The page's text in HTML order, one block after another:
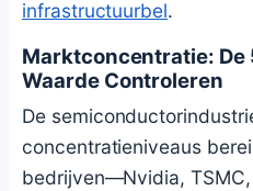
infrastructuurbel.
Marktconcentratie: De
Waarde Controleren
De
concentratieniveaus
bedrijven—Nvidia,